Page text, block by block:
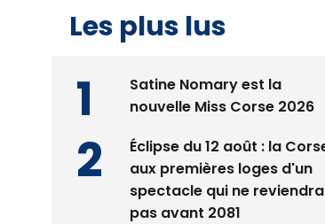
Les plus lus
nouvelle Miss Corse 2026
Éclipse du 12 août : la Corse
aux premières loges d'un